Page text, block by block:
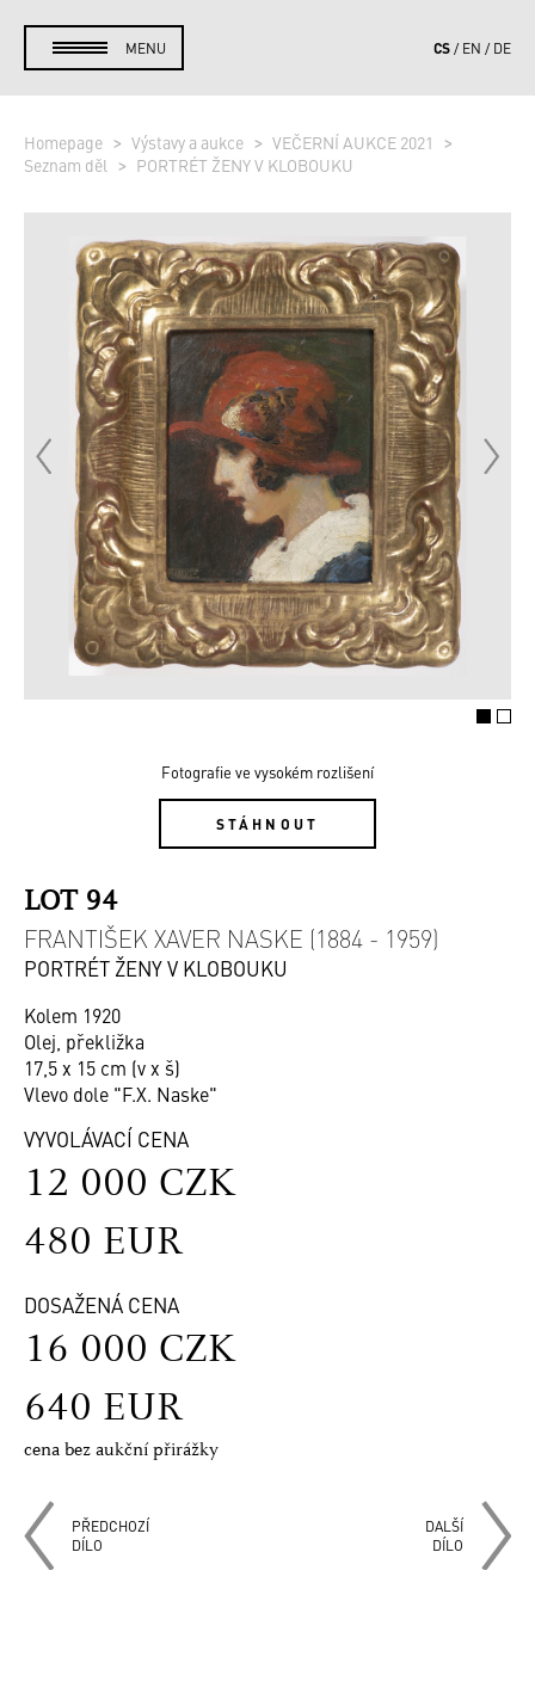
MENU CS EN DE
Homepage Výstavy a aukce
VEČERNÍ AUKCE 2021
Seznam děl
PORTRÉT ŽENY V KLOBOUKU
Fotografie ve vysokém rozlišení
STÁHNOUT
LOT 94
FRANTIŠEK XAVER NASKE (1884 - 1959)
PORTRÉT ŽENY V KLOBOUKU
Kolem 1920
Olej, překližka
17,5 x 15 cm (v x š)
Vlevo dole "F.X. Naske"
VYVOLÁVACÍ CENA
12 000 CZK
480 EUR
DOSAŽENÁ CENA
16 000 CZK
640 EUR
cena bez aukční přirážky
PŘEDCHOZÍ
DÍLO
DALŠÍ
DÍLO